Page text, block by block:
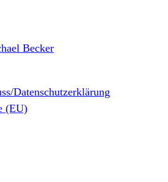
Becker
Datenschutzerklärung
(EU)